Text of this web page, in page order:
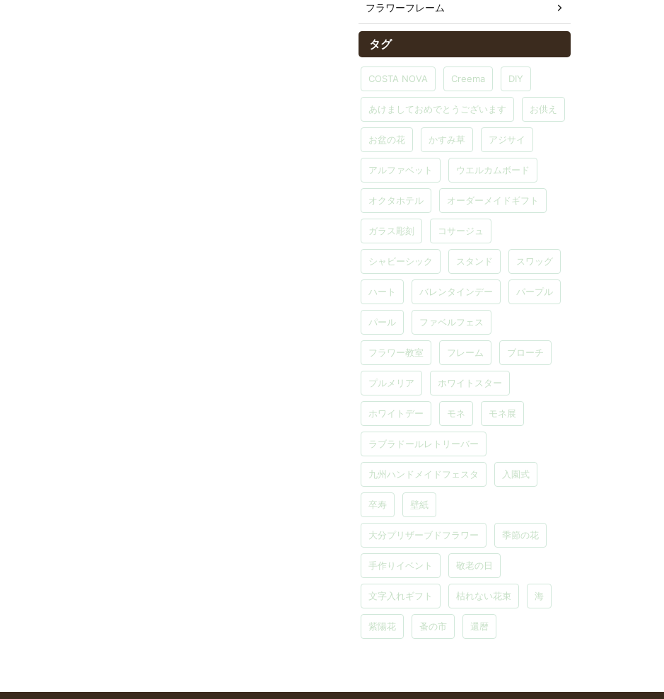
フラワーフレーム
タグ
COSTA NOVA Creema DIY
あけましておめでとうございます お供え
お盆の花 かすみ草 アジサイ
アルファベット ウエルカムボード
オクタホテル オーダーメイドギフト
ガラス彫刻 コサージュ
シャビーシック スタンド スワッグ
ハート バレンタインデー パープル
パール ファベルフェス
フラワー教室 フレーム ブローチ
プルメリア ホワイトスター
ホワイトデー モネ モネ展
ラブラドールレトリーバー
九州ハンドメイドフェスタ 入園式
卒寿 壁紙
大分プリザーブドフラワー 季節の花
手作りイベント 敬老の日
文字入れギフト 枯れない花束 海
紫陽花 蚤の市 還暦